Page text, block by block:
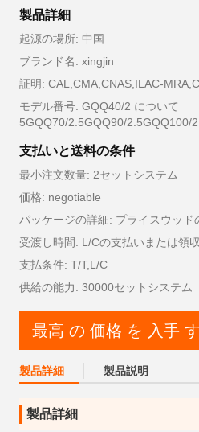
製品詳細
起源の場所: 中国
ブランド名: xingjin
証明: CAL,CMA,CNAS,ILAC-
モデル番号: GQQ40/2 について
5GQQ70/2.5GQQ90/2.5GQQ100/
支払いと送料の条件
最小注文数量: 2セットシステム
価格: negotiable
パッケージの詳細: プライスウッド
受渡し時間: L/Cの支払いまたは領
支払条件: T/T,L/C
供給の能力: 30000セットシステム
最高 の 価格 を 入手
製品詳細 製品説明
製品詳細